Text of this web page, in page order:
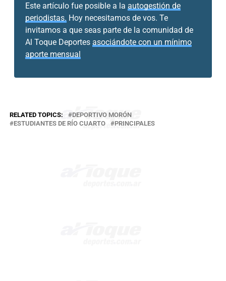
Este artículo fue posible a la autogestión de
periodistas. Hoy necesitamos de vos. Te
invitamos a que seas parte de la comunidad de
Al Toque Deportes asociándote con un mínimo
aporte mensual
RELATED TOPICS:
DEPORTIVO MORÓN
ESTUDIANTES DE RÍO CUARTO
PRINCIPALES